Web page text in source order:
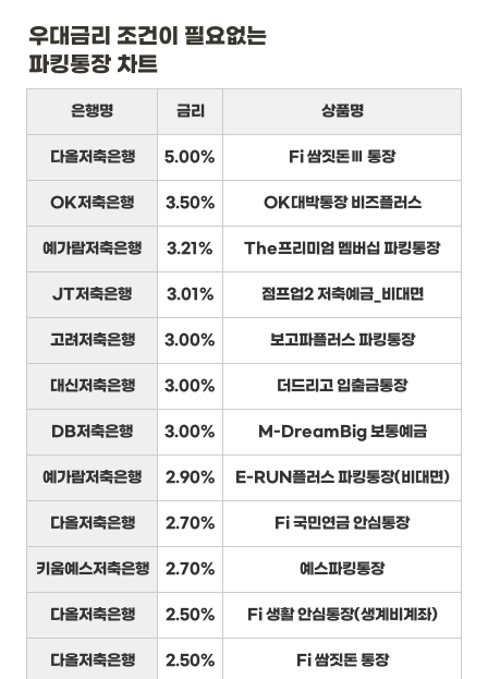
우대금리 조건이 필요없는
파킹통장 차트
은행명 금리 상품명
다올저축은행 5.00% Fi 쌈짓돈Ⅲ 통장
OK저축은행 3.50% OK대박통장 비즈플러스
예가람저축은행 3.21% The프리미엄 멤버십 파킹통장
JT저축은행 3.01% 점프업2 저축예금_비대면
고려저축은행 3.00% 보고파플러스 파킹통장
대신저축은행 3.00% 더드리고 입출금통장
DB저축은행 3.00% M-DreamBig 보통예금
예가람저축은행 2.90% E-RUN플러스 파킹통장(비대면)
다올저축은행 2.70% Fi 국민연금 안심통장
키움예스저축은행 2.70% 예스파킹통장
다올저축은행 2.50% Fi 생활 안심통장(생계비계좌)
다올저축은행 2.50% Fi 쌈짓돈 통장